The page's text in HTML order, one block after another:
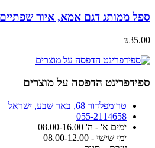
ספל ממותג דגם אמא, איור
₪35.00
ספידפרינט הדפסה על מוצרים
טרומפלדור 68, באר שבע, ישראל
055-2114658
ימים א' - ה' 08.00-16.00
ימי שישי - 08.00-12.00